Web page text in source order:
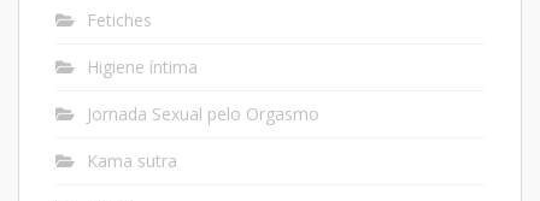
Fetiches
Higiene íntima
Jornada Sexual pelo Orgasmo
Kama sutra